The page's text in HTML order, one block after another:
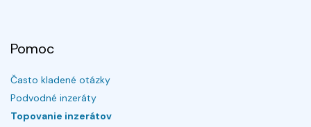
Pomoc
Často kladené otázky
Podvodné inzeráty
Topovanie inzerátov